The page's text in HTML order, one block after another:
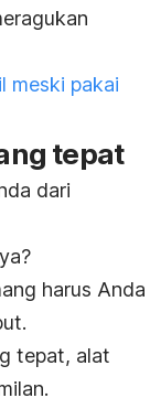
meski pakai
tepat
dari
harus Anda
tepat, alat